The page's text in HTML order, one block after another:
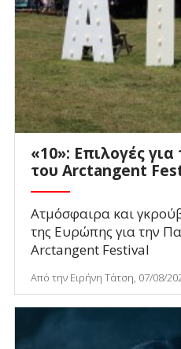
«10»: Επιλογές
του Arctangent
Ατμόσφαιρα και
της Ευρώπης για την
Arctangent Festival
Από την Ειρήνη Τάτση, 07/08/